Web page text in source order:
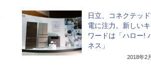
日立、コネクテッ
電に注力。新しい
ワードは「ハロー!
ネス」
2018年2